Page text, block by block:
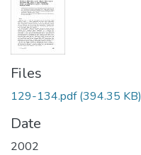
Files
129-134.pdf(394.35 KB)
Date
2002